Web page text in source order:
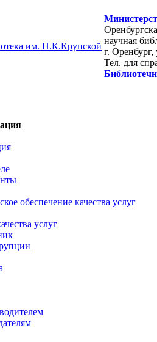
научная
г.
Тел. для
обеспечение качества услуг
услуг